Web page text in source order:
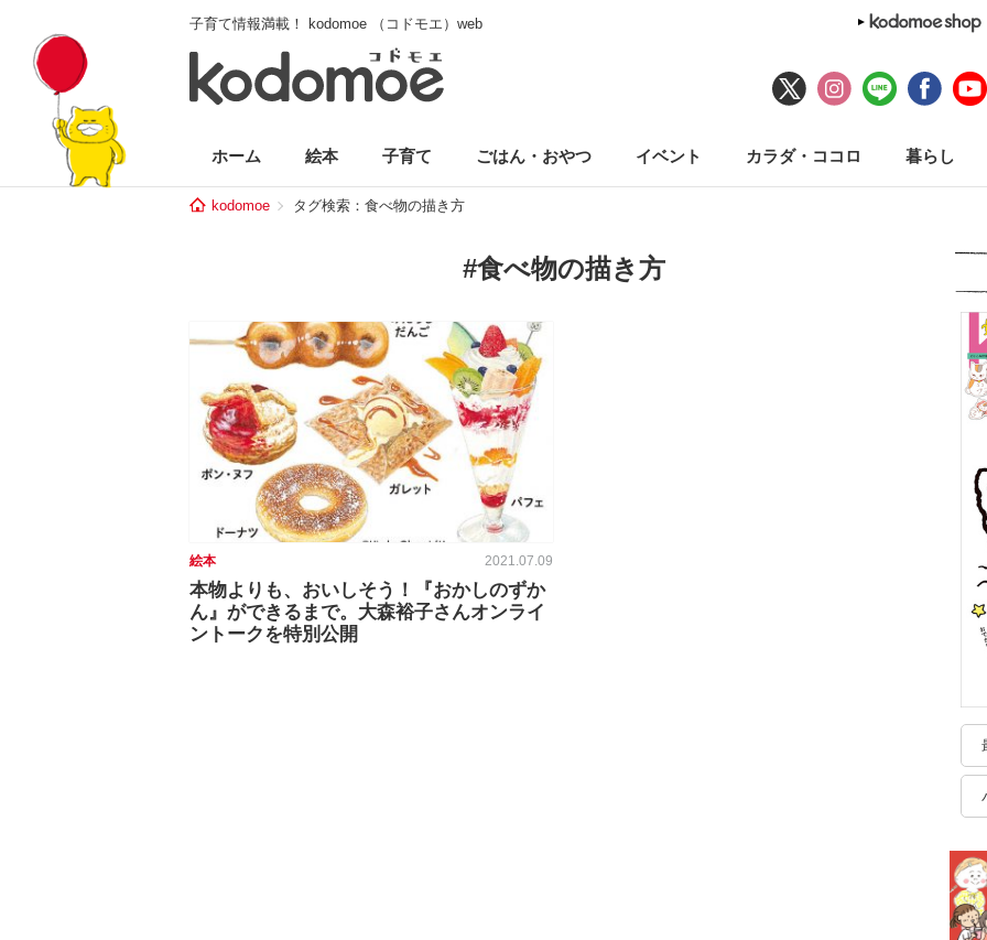
子育て情報満載！ kodomoe （コドモエ）web
ホーム 絵本 子育て ごはん・おやつ イベント カラダ・ココロ 暮らし
kodomoe タグ検索：食べ物の描き方
#食べ物の描き方
絵本 2021.07.09
本物よりも、おいしそう！『おかしのずか
ん』ができるまで。大森裕子さんオンライ
ントークを特別公開